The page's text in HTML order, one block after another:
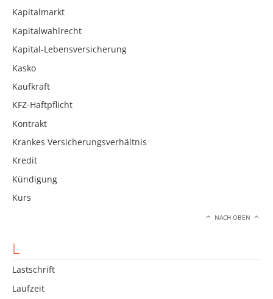
Kapitalmarkt
Kapitalwahlrecht
Kapital-Lebensversicherung
Kasko
Kaufkraft
KFZ-Haftpflicht
Kontrakt
Krankes Versicherungsverhältnis
Kredit
Kündigung
Kurs
NACH OBEN
L
Lastschrift
Laufzeit